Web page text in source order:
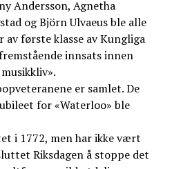
Andersson, Agnetha
og Björn Ulvaeus ble alle
første klasse av Kungliga
innsats innen
er samlet. De
for «Waterloo» ble
i 1772, men har ikke vært
Riksdagen å stoppe det